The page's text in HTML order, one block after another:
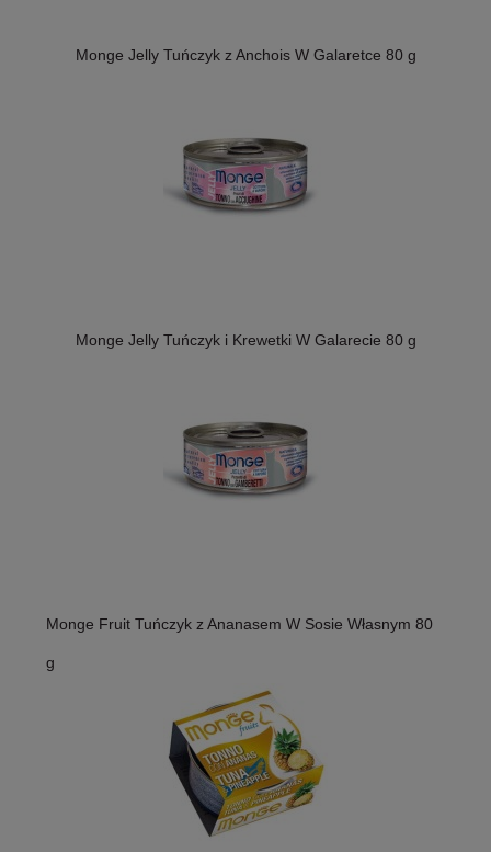
Monge Jelly Tuńczyk z Anchois W Galaretce 80 g
Monge Jelly Tuńczyk i Krewetki W Galarecie 80 g
Monge Fruit Tuńczyk z Ananasem W Sosie Własnym 80
g